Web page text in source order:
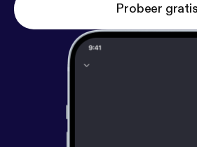
Probeer gratis